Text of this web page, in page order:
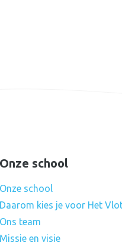
Onze school
Onze school
Daarom kies je voor Het
Ons team
Missie en visie